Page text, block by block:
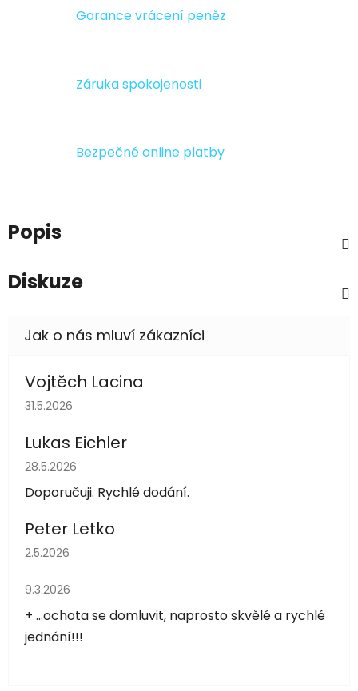
Garance vrácení peněz
Záruka spokojenosti
Bezpečné online platby
Popis
Diskuze
Vojtěch Lacina
Hodnocení obchodu je 5 z 5 hvězdiček.
31.5.2026
Lukas Eichler
Hodnocení obchodu je 5 z 5 hvězdiček.
28.5.2026
Doporučuji. Rychlé dodání.
Peter Letko
Hodnocení obchodu je 5 z 5 hvězdiček.
2.5.2026
Hodnocení obchodu je 5 z 5 hvězdiček.
9.3.2026
+ ...ochota se domluvit, naprosto skvělé a rychlé
jednání!!!